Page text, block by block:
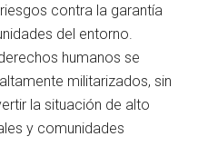
contra la garantía
del entorno.
humanos se
militarizados, sin
la situación de alto
y comunidades